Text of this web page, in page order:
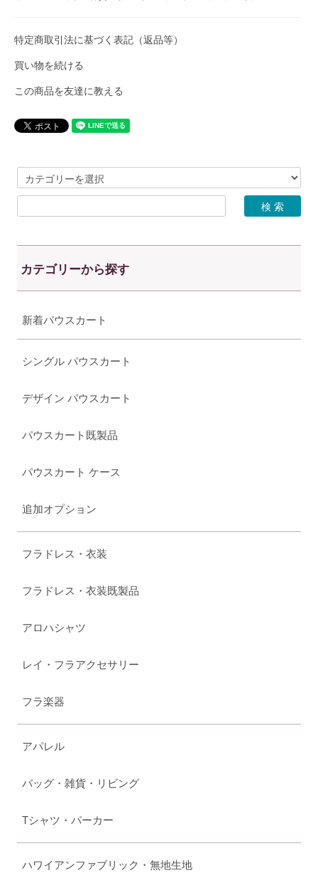
特定商取引法に基づく表記（返品等）
買い物を続ける
この商品を友達に教える
カテゴリーから探す
新着パウスカート
シングル パウスカート
デザイン パウスカート
パウスカート既製品
パウスカート ケース
追加オプション
フラドレス・衣装
フラドレス・衣装既製品
アロハシャツ
レイ・フラアクセサリー
フラ楽器
アパレル
バッグ・雑貨・リビング
Tシャツ・パーカー
ハワイアンファブリック・無地生地